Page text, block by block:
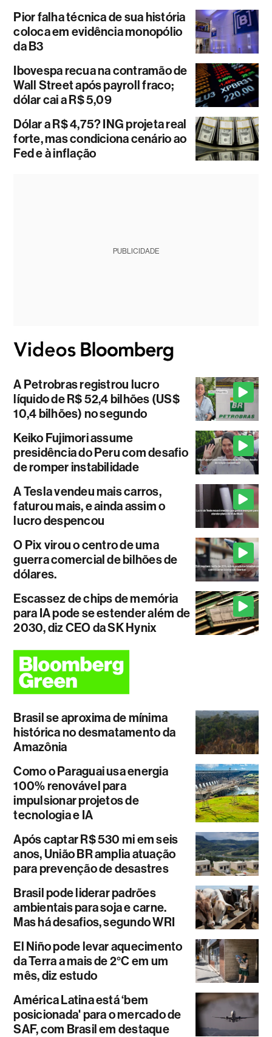
Pior falha técnica de sua história
coloca em evidência monopólio
da B3
Ibovespa recua na contramão de
Wall Street após payroll fraco;
dólar cai a R$ 5,09
Dólar a R$ 4,75? ING projeta real
forte, mas condiciona cenário ao
Fed e à inflação
PUBLICIDADE
A Petrobras registrou lucro
líquido de R$ 52,4 bilhões (US$
10,4 bilhões) no segundo
Keiko Fujimori assume
presidência do Peru com desafio
de romper instabilidade
A Tesla vendeu mais carros,
faturou mais, e ainda assim o
lucro despencou
O Pix virou o centro de uma
guerra comercial de bilhões de
dólares.
Escassez de chips de memória
para IA pode se estender além de
2030, diz CEO da SK Hynix
Brasil se aproxima de mínima
histórica no desmatamento da
Amazônia
Como o Paraguai usa energia
100% renovável para
impulsionar projetos de
tecnologia e IA
Após captar R$ 530 mi em seis
anos, União BR amplia atuação
para prevenção de desastres
Brasil pode liderar padrões
ambientais para soja e carne.
Mas há desafios, segundo WRI
El Niño pode levar aquecimento
da Terra a mais de 2°C em um
mês, diz estudo
América Latina está ‘bem
posicionada' para o mercado de
SAF, com Brasil em destaque